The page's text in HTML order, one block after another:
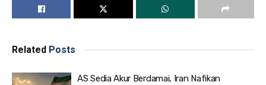
Related Posts
AS Sedia Akur Berdamai, Iran Nafikan